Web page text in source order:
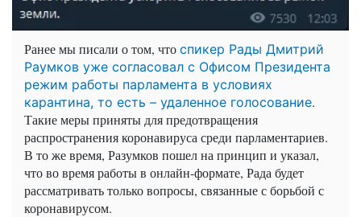
Ранее мы писали о том, что спикер Рады Дмитрий
Раумков уже согласовал с Офисом Президента
режим работы парламента в условиях
карантина, то есть – удаленное голосование.
Такие меры приняты для предотвращения
распространения коронавируса среди парламентариев.
В то же время, Разумков пошел на принцип и указал,
что во время работы в онлайн-формате, Рада будет
рассматривать только вопросы, связанные с борьбой с
коронавирусом.